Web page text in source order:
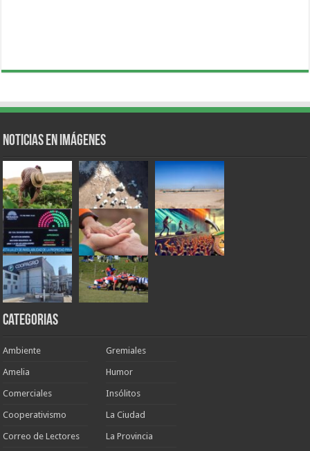
Noticias en Imágenes
Categorias
Ambiente
Amelia
Comerciales
Cooperativismo
Correo de Lectores
Gremiales
Humor
Insólitos
La Ciudad
La Provincia